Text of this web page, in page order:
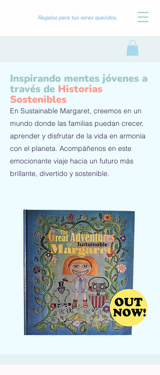
Regalos para tus seres queridos.
Inspirando mentes jóvenes a
través de Historias
Sostenibles
En Sustainable Margaret, creemos en un
mundo donde las familias puedan crecer,
aprender y disfrutar de la vida en armonía
con el planeta. Acompáñenos en este
emocionante viaje hacia un futuro más
brillante, divertido y sostenible.